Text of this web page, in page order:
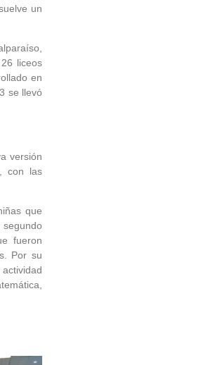
un
liceos
en
se llevó
versión
con las
que
fueron
Por su